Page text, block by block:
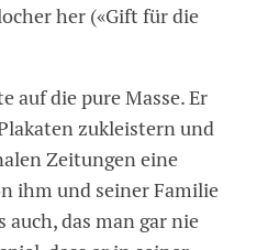
her («Gift für die
auf die pure Masse. Er
zukleistern und
Zeitungen eine
ihm und seiner Familie
auch, das man gar nie